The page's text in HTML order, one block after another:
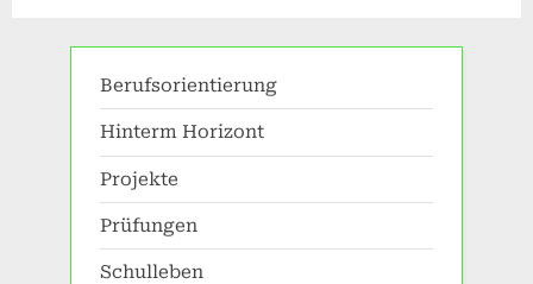
Berufsorientierung
Hinterm Horizont
Projekte
Prüfungen
Schulleben